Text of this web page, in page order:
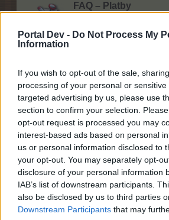
Portal Dev - Do Not Process My
Information
If you wish to opt-out of the sale,
processing of your personal or
targeted advertising by us, please use
section to confirm your selection.
opt-out request is processed you may
interest-based ads based on personal
us or personal information disclosed to
your opt-out. You may separately opt-
disclosure of your personal information
IAB’s list of downstream participants.
also be disclosed by us to third parties
Downstream Participants that may
FAQ – Platby
Nápověda
Všeobecné dotazy
Diskuze: 5 Zprávy: 360
Dnes v(e) 11:20 AM
Technické a platební
10/7/26
Dotazy nováčků
Diskuze: 7 Zprávy: 29
Středa v(e) 8:17 PM